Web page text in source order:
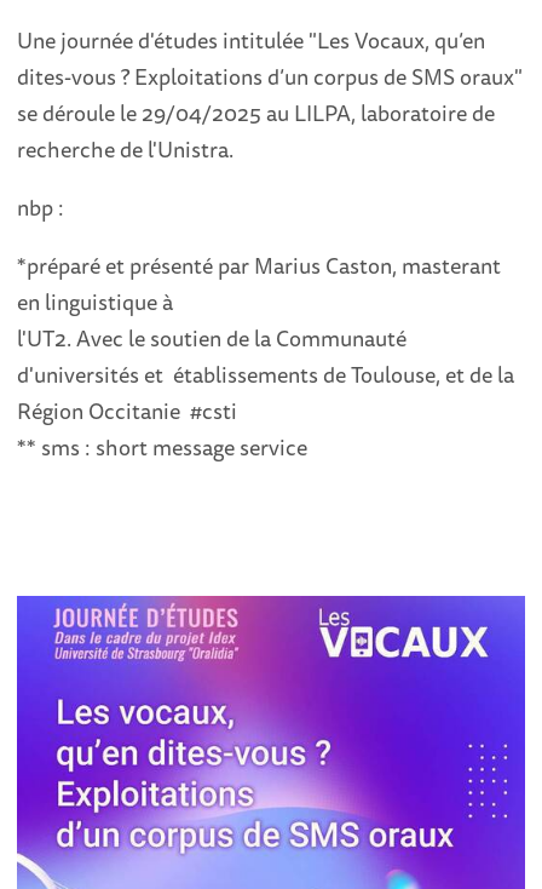
Une journée d'études intitulée "Les Vocaux, qu’en
dites-vous ? Exploitations d’un corpus de SMS oraux"
se déroule le 29/04/2025 au LILPA, laboratoire de
recherche de l'Unistra.
nbp :
*préparé et présenté par Marius Caston, masterant
en linguistique à
l'UT2. Avec le soutien de la Communauté
d'universités et établissements de Toulouse, et de la
Région Occitanie #csti
** sms : short message service